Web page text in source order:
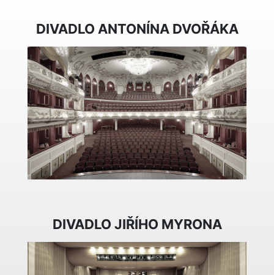
DIVADLO ANTONÍNA DVOŘÁKA
DIVADLO JIŘÍHO MYRONA